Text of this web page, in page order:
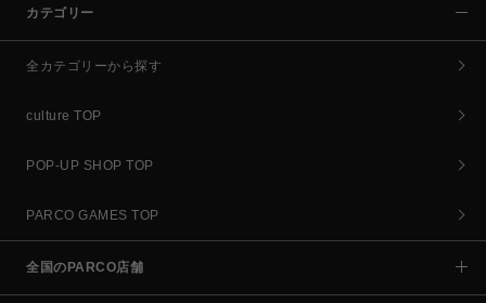
カテゴリー
全カテゴリーから探す
culture TOP
POP-UP SHOP TOP
PARCO GAMES TOP
全国のPARCO店舗